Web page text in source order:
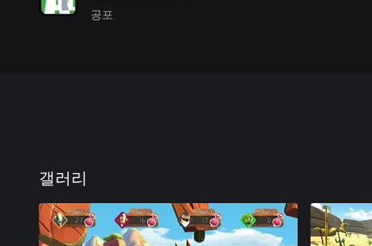
공포
갤러리